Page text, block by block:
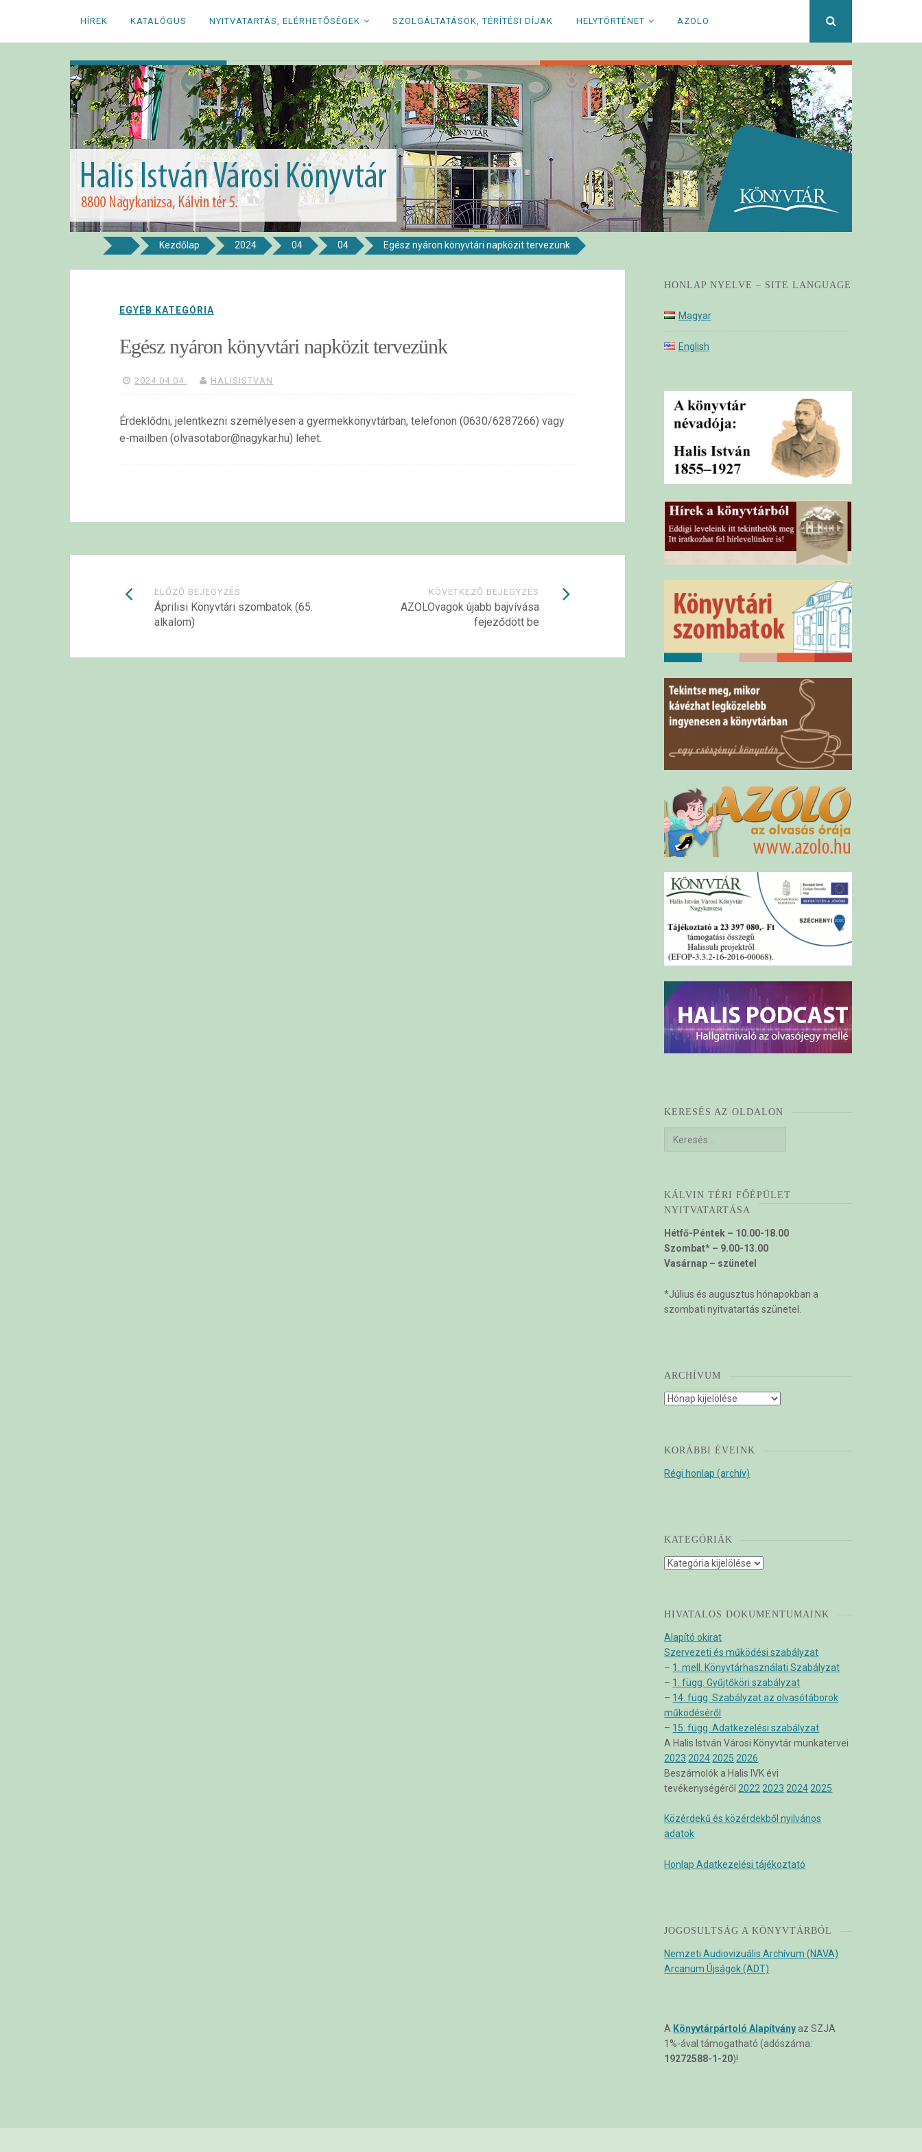
HÍREK KATALÓGUS NYITVATARTÁS, ELÉRHETŐSÉGEK SZOLGÁLTATÁSOK, TÉRÍTÉSI DÍJAK HELYTÖRTÉNET AZOLO
Halis István Városi Könyvtár
Kezdőlap 2024 04 04 Egész nyáron könyvtári napközit tervezünk
EGYÉB KATEGÓRIA
Egész nyáron könyvtári napközit tervezünk
2024.04.04. HALISISTVAN
Érdeklődni, jelentkezni személyesen a gyermekkönyvtárban, telefonon (0630/6287266) vagy
e-mailben (olvasotabor@nagykar.hu) lehet.
Bejegyzések
navigációja
ELŐZŐ BEJEGYZÉS
Áprilisi Könyvtári szombatok (65.
alkalom)
KÖVETKEZŐ BEJEGYZÉS
AZOLOvagok újabb bajvívása
fejeződött be
HONLAP NYELVE – SITE LANGUAGE
Magyar
English
KERESÉS AZ OLDALON
Keresés:
KÁLVIN TÉRI FŐÉPÜLET
NYITVATARTÁSA
Hétfő-Péntek – 10.00-18.00
Szombat* – 9.00-13.00
Vasárnap – szünetel
*Július és augusztus hónapokban a
szombati nyitvatartás szünetel.
ARCHÍVUM
Archívum
KORÁBBI ÉVEINK
Régi honlap (archív)
KATEGÓRIÁK
Kategóriák
HIVATALOS DOKUMENTUMAINK
Alapító okirat
Szervezeti és működési szabályzat
– 1. mell. Könyvtárhasználati Szabályzat
– 1. függ. Gyűjtőköri szabályzat
– 14. függ. Szabályzat az olvasótáborok
működéséről
– 15. függ. Adatkezelési szabályzat
A Halis István Városi Könyvtár munkatervei
2023 2024 2025 2026
Beszámolók a Halis IVK évi
tevékenységéről 2022 2023 2024 2025
Közérdekű és közérdekből nyilvános
adatok
Honlap Adatkezelési tájékoztató
JOGOSULTSÁG A KÖNYVTÁRBÓL
Nemzeti Audiovizuális Archívum (NAVA)
Arcanum Újságok (ADT)
A Könyvtárpártoló Alapítvány az SZJA
1%-ával támogatható (adószáma:
19272588-1-20)!